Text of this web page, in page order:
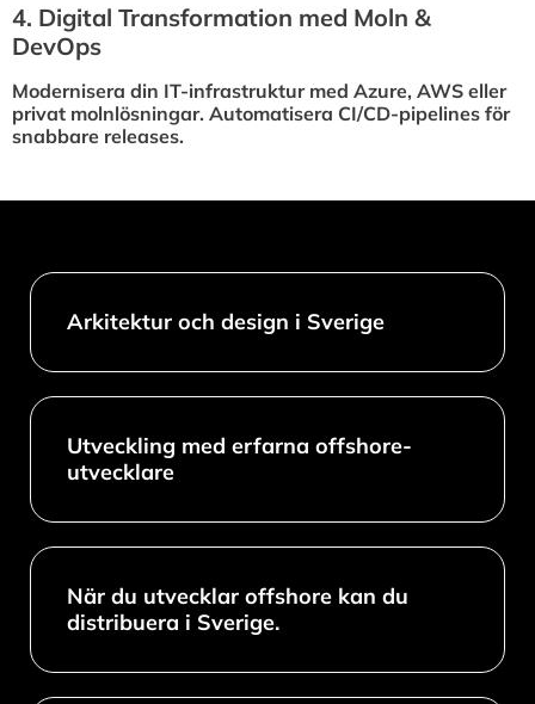
4.⁠ ⁠Digital Transformation med Moln &
DevOps
Modernisera din IT-infrastruktur med Azure, AWS eller
privat molnlösningar. Automatisera CI/CD-pipelines för
snabbare releases.
Arkitektur och design i Sverige​
Utveckling med erfarna offshore-
utvecklare
När du utvecklar offshore kan du
distribuera i Sverige.